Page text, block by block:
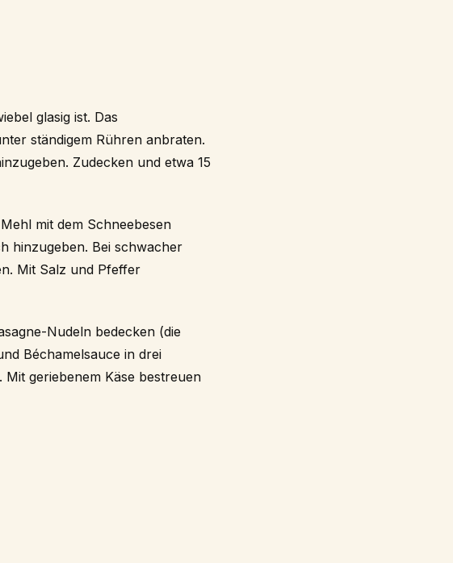
glasig ist. Das
ständigem Rühren anbraten.
Zudecken und etwa 15
mit dem Schneebesen
hinzugeben. Bei schwacher
Mit Salz und Pfeffer
Nudeln bedecken (die
Béchamelsauce in drei
geriebenem Käse bestreuen